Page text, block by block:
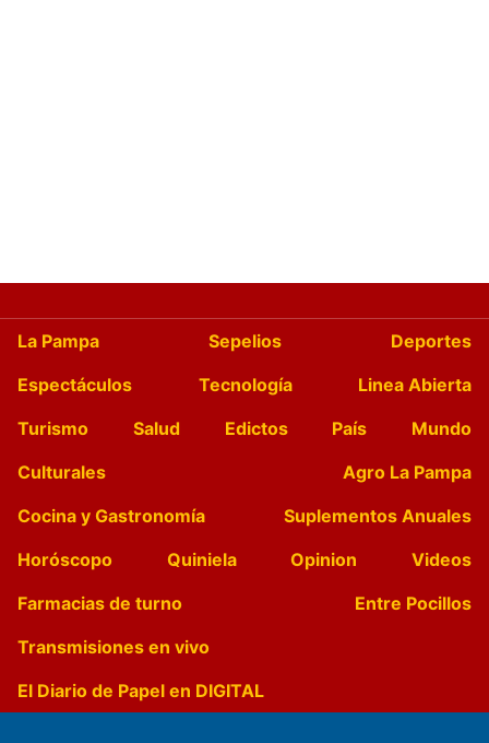
La Pampa Sepelios
Deportes
Espectáculos
Tecnología
Linea Abierta
Turismo
Salud Edictos País
Mundo
Culturales
Agro La Pampa
Cocina y Gastronomía
Suplementos Anuales
Horóscopo
Quiniela Opinion
Videos
Farmacias de turno
Entre Pocillos
Transmisiones en vivo
El Diario de Papel en DIGITAL